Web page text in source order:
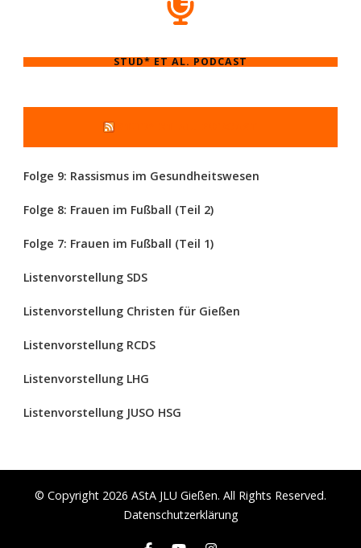
STUD* ET AL. PODCAST
Folge 9: Rassismus im Gesundheitswesen
Folge 8: Frauen im Fußball (Teil 2)
Folge 7: Frauen im Fußball (Teil 1)
Listenvorstellung SDS
Listenvorstellung Christen für Gießen
Listenvorstellung RCDS
Listenvorstellung LHG
Listenvorstellung JUSO HSG
© Copyright 2026 AStA JLU Gießen. All Rights Reserved.
Datenschutzerklärung